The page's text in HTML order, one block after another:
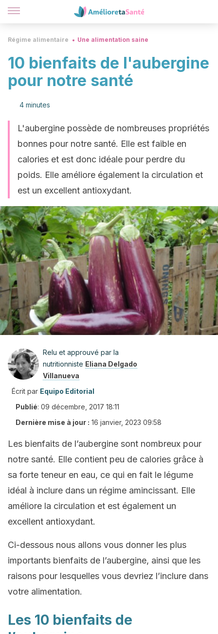
Régime alimentaire Une alimentation saine
10 bienfaits de l'aubergine
pour notre santé
4 minutes
L'aubergine possède de nombreuses propriétés
bonnes pour notre santé. Elle est faible en
calories et est donc idéale pour perdre du
poids. Elle améliore également la circulation et
est un excellent antioxydant.
Relu et approuvé par la
nutritionniste Eliana Delgado
Villanueva
Écrit par Equipo Editorial
Publié: 09 décembre, 2017 18:11
Dernière mise à jour : 16 janvier, 2023 09:58
Les bienfaits de l’aubergine sont nombreux pour
notre santé. Elle contient peu de calories grâce à
sa forte teneur en eau, ce qui en fait le légume
idéal à inclure dans un régime amincissant. Elle
améliore la circulation et est également un
excellent antioxydant.
Ci-dessous nous allons vous donner les plus
importants bienfaits de l’aubergine, ainsi que les
raisons pour lesquelles vous devriez l’inclure dans
votre alimentation.
Les 10 bienfaits de